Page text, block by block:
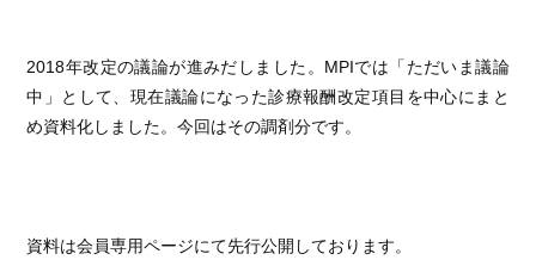
2018年改定の議論が進みだしました。MPIでは「ただいま議論
中」として、現在議論になった診療報酬改定項目を中心にまと
め資料化しました。今回はその調剤分です。
資料は会員専用ページにて先行公開しております。